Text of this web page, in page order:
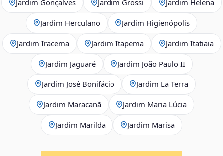
Jardim Gonçalves Jardim Grossi Jardim Helena
Jardim Herculano Jardim Higienópolis
Jardim Iracema Jardim Itapema Jardim Itatiaia
Jardim Jaguaré Jardim João Paulo II
Jardim José Bonifácio Jardim La Terra
Jardim Maracanã Jardim Maria Lúcia
Jardim Marilda Jardim Marisa